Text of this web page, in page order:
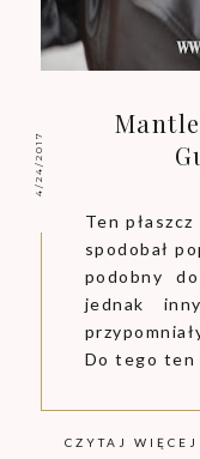
4/24/2017
Ten
spodobał
podobny
jednak
Do tego ten
CZYTAJ WIĘCEJ